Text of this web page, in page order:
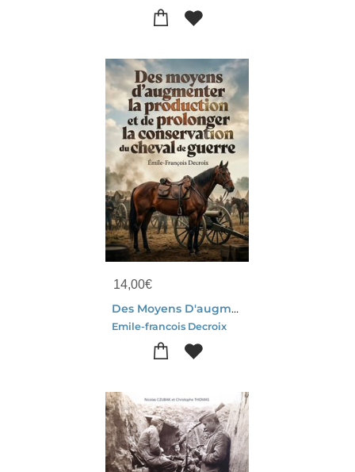
14,00€
Des Moyens D'augmenter La Production Et De Prolonger La Conservation Du Cheval De Guerre : Des Strategies D'elevage Equin Et De Soins Veterinaires Pour L'armee, Explorant L'amelioration De La Production De Chevaux De Guerre Et Leur Conservation
Emile-francois Decroix